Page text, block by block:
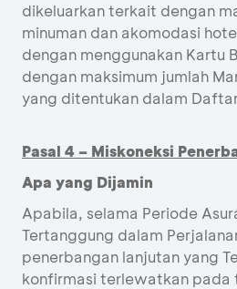
dikeluarkan terkait dengan
minuman dan akomodasi
dengan menggunakan Kartu
dengan maksimum jumlah
yang ditentukan dalam
Pasal 4 – Miskoneksi
Apa yang Dijamin
Apabila, selama Periode
Tertanggung dalam
penerbangan lanjutan yang
konfirmasi terlewatkan pada